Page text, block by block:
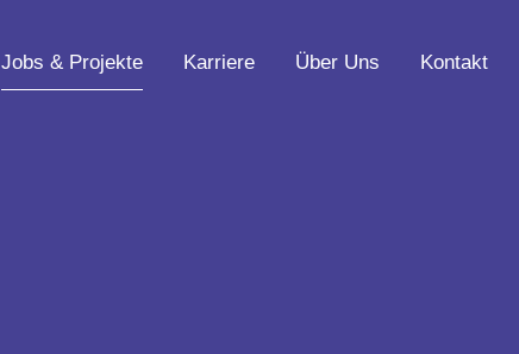
Jobs & Projekte Karriere Über Uns Kontakt